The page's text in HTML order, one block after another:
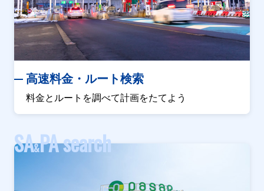
高速料金・ルート検索
料金とルートを調べて計画をたてよう
SA&PA search